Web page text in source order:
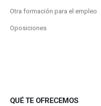
Otra formación para el empleo
Oposiciones
QUÉ TE OFRECEMOS